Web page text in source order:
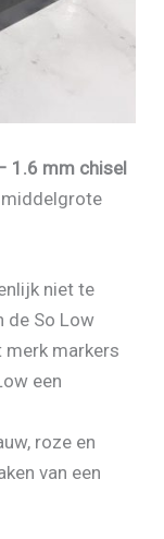
1.6 mm chisel
niet te
de So Low
merk markers
een
roze en
van een